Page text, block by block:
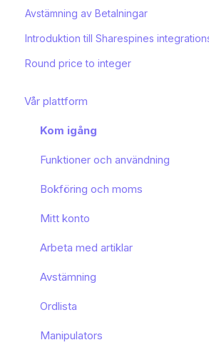
Avstämning av Betalningar
Introduktion till Sharespines
Round price to integer
Vår plattform
Kom igång
Funktioner och användning
Bokföring och moms
Mitt konto
Arbeta med artiklar
Avstämning
Ordlista
Manipulators